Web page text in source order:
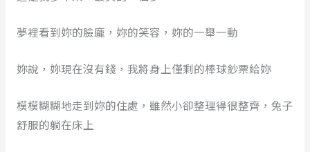
夢裡看到妳的臉龐，妳的笑容，妳的一舉一動
妳說，妳現在沒有錢，我將身上僅剩的棒球鈔票給妳
模模糊糊地走到妳的住處，雖然小卻整理得很整齊，兔子
舒服的躺在床上